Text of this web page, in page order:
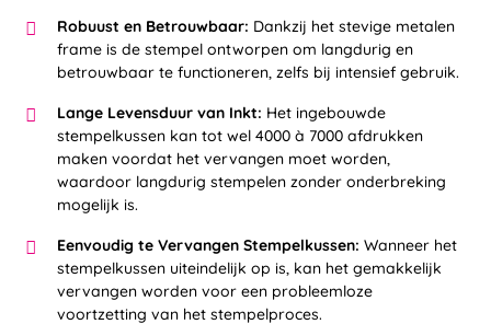
Robuust en Betrouwbaar: Dankzij het stevige metalen
frame is de stempel ontworpen om langdurig en
betrouwbaar te functioneren, zelfs bij intensief gebruik.
Lange Levensduur van Inkt: Het ingebouwde
stempelkussen kan tot wel 4000 à 7000 afdrukken
maken voordat het vervangen moet worden,
waardoor langdurig stempelen zonder onderbreking
mogelijk is.
Eenvoudig te Vervangen Stempelkussen: Wanneer het
stempelkussen uiteindelijk op is, kan het gemakkelijk
vervangen worden voor een probleemloze
voortzetting van het stempelproces.